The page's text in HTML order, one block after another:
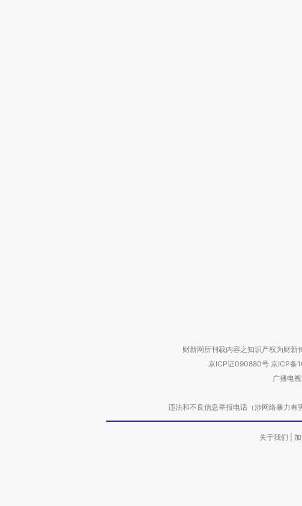
财新网所刊载内容之知识产权为财新
京ICP证090880号 京ICP备
广播电
违法和不良信息举报电话（涉网络暴力
关于我们